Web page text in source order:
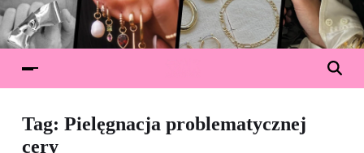
Tag: Pielęgnacja problematycznej
cery